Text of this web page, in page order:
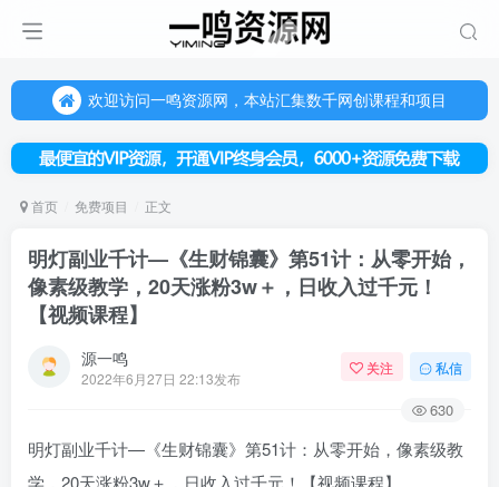
欢迎访问一鸣资源网，本站汇集数千网创课程和项目
欢迎访问一鸣资源网，本站汇集数千网创课程和项目
首页 免费项目 正文
明灯副业千计—《生财锦囊》第51计：从零开始，
像素级教学，20天涨粉3w＋，日收入过千元！
【视频课程】
源一鸣
2022年6月27日 22:13发布
关注 私信
630
明灯副业千计—《生财锦囊》第51计：从零开始，像素级教
学，20天涨粉3w＋，日收入过千元！【视频课程】